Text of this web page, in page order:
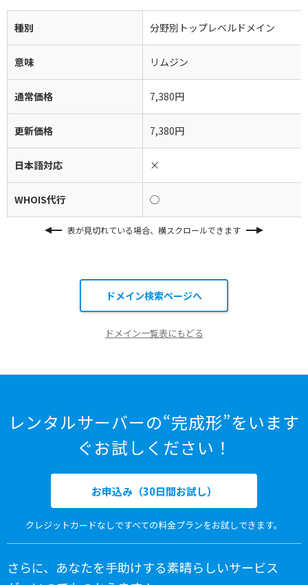
種別 分野別トップレベルドメイン
意味 リムジン
通常価格 7,380円
更新価格 7,380円
日本語対応 ×
WHOIS代行 ◯
表が見切れている場合、横スクロールできます
ドメイン検索ページへ
ドメイン一覧表にもどる
レンタルサーバーの“完成形”をいます
ぐお試しください！
お申込み（30日間お試し）
クレジットカードなしですべての料金プランをお試しできます。
さらに、あなたを手助けする素晴らしいサービス